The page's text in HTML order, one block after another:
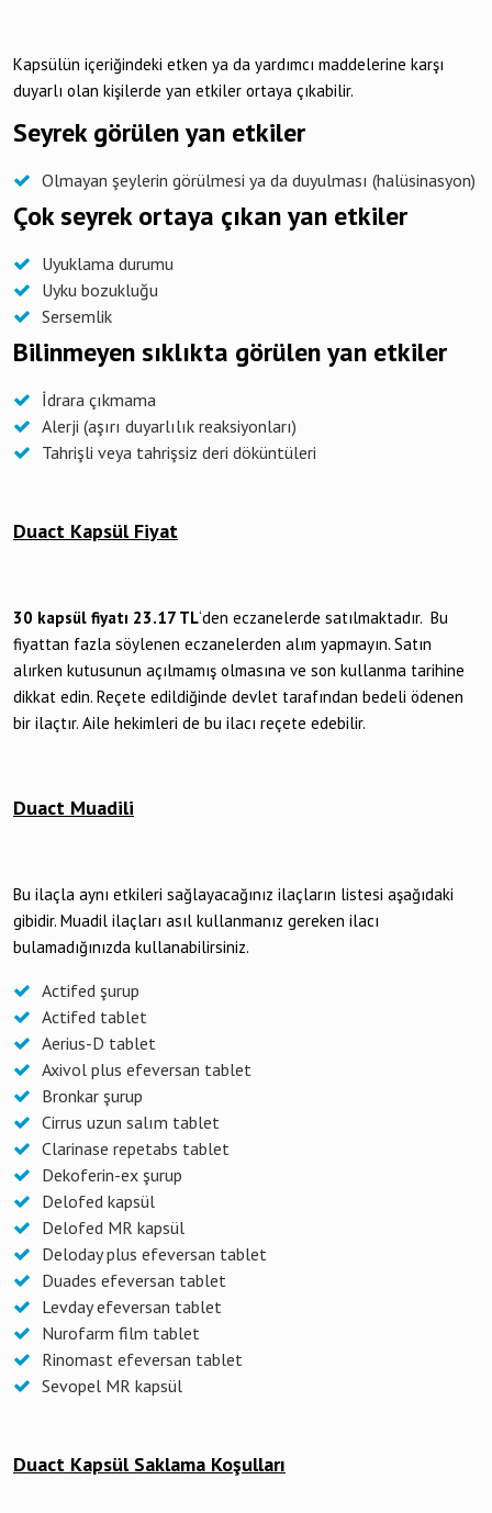
Kapsülün içeriğindeki etken ya da yardımcı maddelerine karşı
duyarlı olan kişilerde yan etkiler ortaya çıkabilir.
Seyrek görülen yan etkiler
Olmayan şeylerin görülmesi ya da duyulması (halüsinasyon)
Çok seyrek ortaya çıkan yan etkiler
Uyuklama durumu
Uyku bozukluğu
Sersemlik
Bilinmeyen sıklıkta görülen yan etkiler
İdrara çıkmama
Alerji (aşırı duyarlılık reaksiyonları)
Tahrişli veya tahrişsiz deri döküntüleri
Duact Kapsül Fiyat
30 kapsül fiyatı 23.17 TL‘den eczanelerde satılmaktadır. Bu
fiyattan fazla söylenen eczanelerden alım yapmayın. Satın
alırken kutusunun açılmamış olmasına ve son kullanma tarihine
dikkat edin. Reçete edildiğinde devlet tarafından bedeli ödenen
bir ilaçtır. Aile hekimleri de bu ilacı reçete edebilir.
Duact Muadili
Bu ilaçla aynı etkileri sağlayacağınız ilaçların listesi aşağıdaki
gibidir. Muadil ilaçları asıl kullanmanız gereken ilacı
bulamadığınızda kullanabilirsiniz.
Actifed şurup
Actifed tablet
Aerius-D tablet
Axivol plus efeversan tablet
Bronkar şurup
Cirrus uzun salım tablet
Clarinase repetabs tablet
Dekoferin-ex şurup
Delofed kapsül
Delofed MR kapsül
Deloday plus efeversan tablet
Duades efeversan tablet
Levday efeversan tablet
Nurofarm film tablet
Rinomast efeversan tablet
Sevopel MR kapsül
Duact Kapsül Saklama Koşulları